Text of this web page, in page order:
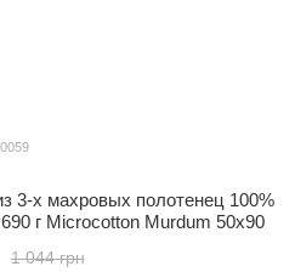
3-х махровых полотенец 100%
г Microcotton Murdum 50х90
1 044 грн